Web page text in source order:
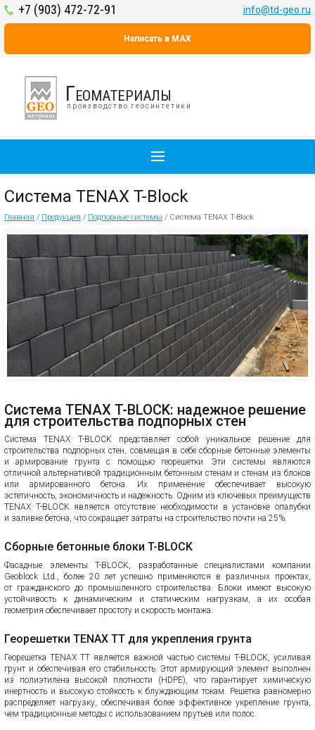
+7 (903) 472-72-91 info@td-geo.ru
Написать в MAX
Геоматериалы
производство геосинтетики
Система TENAX T-Block
Главная / Продукция / Подпорные системы / Система TENAX T-Block
Система TENAX T-BLOCK: надежное решение
для строительства подпорных стен
Система TENAX T-BLOCK представляет собой уникальное решение для
строительства подпорных стен, совмещая в себе сборные бетонные элементы
и армирование грунта с помощью георешетки. Эти системы являются
отличной альтернативой традиционным бетонным стенам и стенам из блоков
или армированного бетона. Их применение обеспечивает высокую
эстетичность, экономичность и надежность. Одним из ключевых преимуществ
TENAX T-BLOCK является отсутствие необходимости в установке опалубки
и заливке бетона, что сокращает затраты на строительство почти на 25%.
Сборные бетонные блоки T-BLOCK
Фасадные элементы T-BLOCK, разработанные специалистами компании
Geoblock Ltd., более 20 лет успешно применяются в различных проектах,
от гражданского до промышленного строительства. Блоки имеют высокую
устойчивость к динамическим и статическим нагрузкам, а их особая
геометрия обеспечивает простоту и скорость монтажа.
Георешетки TENAX TT для укрепления грунта
Георешетка TENAX TT является важной частью системы T-BLOCK, усиливая
грунт и обеспечивая его стабильность. Этот армирующий элемент выполнен
из полиэтилена высокой плотности (HDPE), что гарантирует химическую
инертность и высокую стойкость к блуждающим токам. Решетка равномерно
распределяет нагрузку, обеспечивая более эффективное укрепление грунта,
чем традиционные методы с использованием прутьев или полос.